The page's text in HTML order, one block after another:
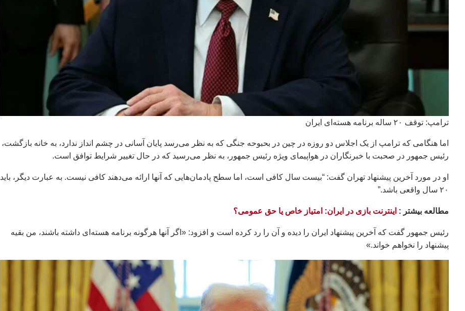
ترامپ: توقف ۲۰ ساله برنامه هسته‌ای ایران
اما هنگامی که ترامپ از یک اجلاس دو روزه در چین در بحبوحه جنگی که به نظر می‌رسد پایان آسانی در چشم انداز ندارد، به خانه بازگشت،
رئیس جمهور در صحبت با خبرنگاران در هواپیمای ویژه رئیس جمهور، به نظر می‌رسید که در حال تغییر شرایط توافق است.
او در مورد آخرین پیشنهاد تهران گفت: “بیست سال کافی است، اما سطح پادمان‌هایی که آنها ارائه می‌دهند کافی نیست. به عبارت دیگر، باید
۲۰ سال واقعی باشد.”
مطالعه بيشتر : اینترنت بازی در ایران: امتیاز خاص یا حق عمومی؟
رئیس جمهور گفت که آخرین پیشنهاد ایران را دیده و آن را رد کرده است و افزود: «اگر آنها هرگونه برنامه هسته‌ای داشته باشند، من بقیه
پیشنهاد را نخواهم خواند.»